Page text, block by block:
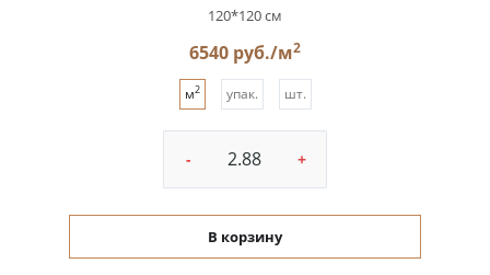
120*120 см
6540 руб./м2
м2 упак. шт.
- +
В корзину